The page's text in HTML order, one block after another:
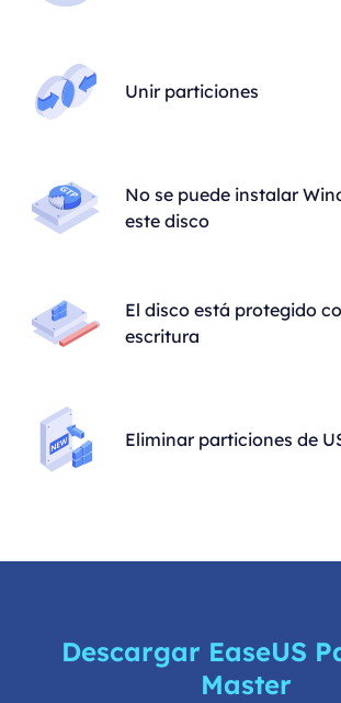
Unir particiones
No se puede instalar
este disco
El disco está protegido
escritura
Eliminar particiones de
Descargar EaseUS
Master